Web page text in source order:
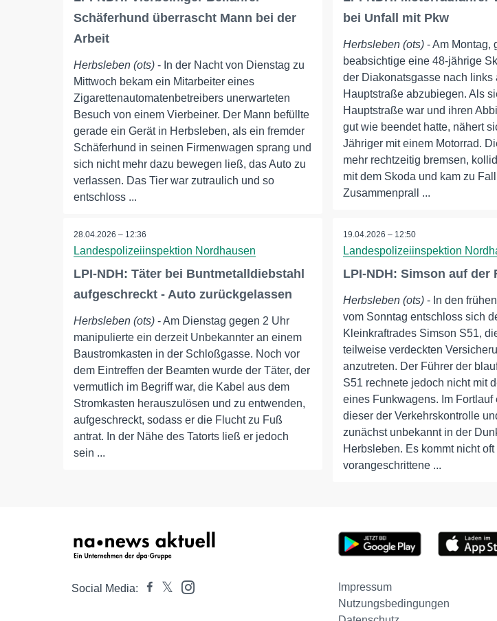
Schäferhund überrascht Mann bei der
Arbeit
Herbsleben (ots) - In der Nacht von Dienstag zu
Mittwoch bekam ein Mitarbeiter eines
Zigarettenautomatenbetreibers unerwarteten
Besuch von einem Vierbeiner. Der Mann befüllte
gerade ein Gerät in Herbsleben, als ein fremder
Schäferhund in seinen Firmenwagen sprang und
sich nicht mehr dazu bewegen ließ, das Auto zu
verlassen. Das Tier war zutraulich und so
entschloss ...
bei Unfall mit Pkw
Herbsleben (ots)- Am Montag,
beabsichtige eine 48-jährige
der Diakonatsgasse nach links
Hauptstraße abzubiegen. Als
Hauptstraße war und ihren
gut wie beendet hatte, nähert
Jähriger mit einem Motorrad.
mehr rechtzeitig bremsen,
mit dem Skoda und kam zu
Zusammenprall ...
28.04.2026 – 12:36
Landespolizeiinspektion Nordhausen
LPI-NDH: Täter bei Buntmetalldiebstahl
aufgeschreckt - Auto zurückgelassen
Herbsleben (ots) - Am Dienstag gegen 2 Uhr
manipulierte ein derzeit Unbekannter an einem
Baustromkasten in der Schloßgasse. Noch vor
dem Eintreffen der Beamten wurde der Täter, der
vermutlich im Begriff war, die Kabel aus dem
Stromkasten herauszulösen und zu entwenden,
aufgeschreckt, sodass er die Flucht zu Fuß
antrat. In der Nähe des Tatorts ließ er jedoch
sein ...
19.04.2026 – 12:50
Landespolizeiinspektion
LPI-NDH: Simson auf der
Herbsleben (ots)- In den
vom Sonntag entschloss sich
Kleinkraftrades Simson S51,
teilweise verdeckten
anzutreten. Der Führer der
S51 rechnete jedoch nicht mit
eines Funkwagens. Im Fortlauf
dieser der Verkehrskontrolle
zunächst unbekannt in der
Herbsleben. Es kommt nicht
vorangeschrittene ...
Social Media: Impressum
Nutzungsbedingungen